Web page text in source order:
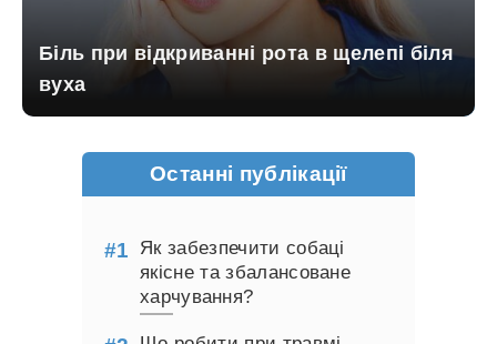
Біль при відкриванні рота в щелепі біля
вуха
Останні публікації
Як забезпечити собаці
якісне та збалансоване
харчування?